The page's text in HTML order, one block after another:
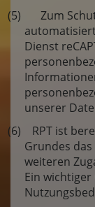
(5) Zum
Dienst
unserer
(6) RPT ist
Grundes
weiteren
Ein